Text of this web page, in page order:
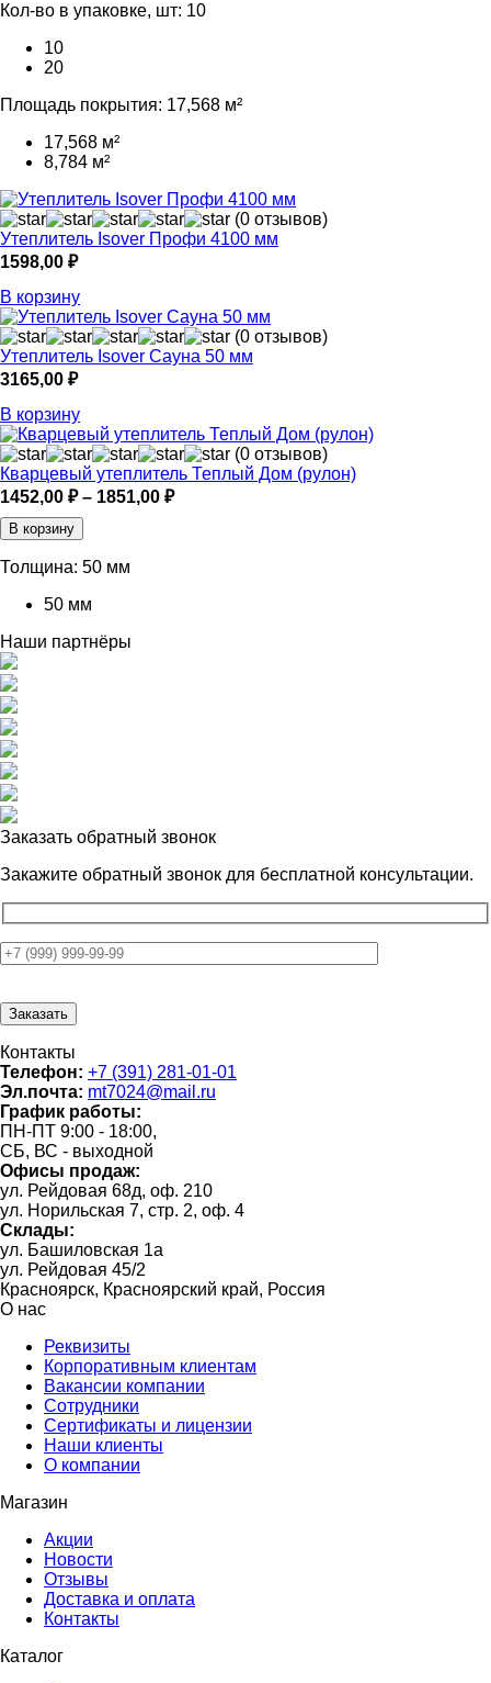
Кол-во в упаковке, шт: 10
10
20
Площадь покрытия: 17,568 м²
17,568 м²
8,784 м²
(0 отзывов)
Утеплитель Isover Профи 4100 мм
1598,00 ₽
В корзину
(0 отзывов)
Утеплитель Isover Сауна 50 мм
3165,00 ₽
В корзину
(0 отзывов)
Кварцевый утеплитель Теплый Дом (рулон)
1452,00 ₽ – 1851,00 ₽Диапазон
В корзину
Толщина: 50 мм
50 мм
Наши партнёры
Заказать обратный звонок
Закажите обратный звонок для бесплатной консультации.
Контакты
Телефон: +7 (391) 281-01-01
Эл.почта: mt7024@mail.ru
График работы:
ПН-ПТ 9:00 - 18:00,
СБ, ВС - выходной
Офисы продаж:
ул. Рейдовая 68д, оф. 210
ул. Норильская 7, стр. 2, оф. 4
Склады:
ул. Башиловская 1а
ул. Рейдовая 45/2
Красноярск, Красноярский край, Россия
О нас
Реквизиты
Корпоративным клиентам
Вакансии компании
Сотрудники
Сертификаты и лицензии
Наши клиенты
О компании
Магазин
Акции
Новости
Отзывы
Доставка и оплата
Контакты
Каталог